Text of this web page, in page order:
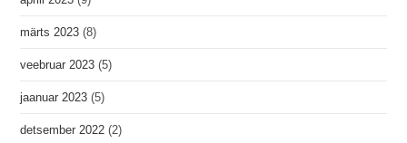
märts 2023 (8)
veebruar 2023 (5)
jaanuar 2023 (5)
detsember 2022 (2)